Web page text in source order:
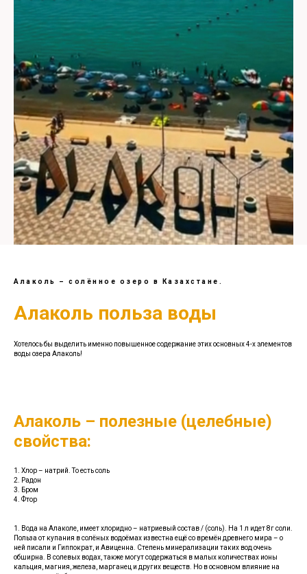
Алаколь – солённое озеро в Казахстане.
Алаколь польза воды
Хотелось бы выделить именно повышенное содержание этих основных 4-х элементов
воды озера Алаколь!
Алаколь – полезные (целебные)
свойства:
1. Хлор – натрий. То есть соль
2. Радон
3. Бром
4. Фтор
1. Вода на Алаколе, имеет хлоридно – натриевый состав / (соль). На 1 л идет 8г соли.
Польза от купания в солёных водоёмах известна ещё со времён древнего мира – о
ней писали и Гиппократ, и Авиценна. Степень минерализации таких вод очень
обширна. В солевых водах, также могут содержаться в малых количествах ионы
кальция, магния, железа, марганец и других веществ. Но в основном влияние на